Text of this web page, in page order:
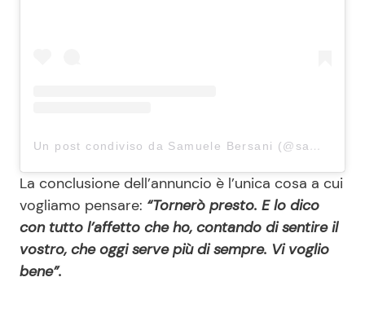
La conclusione dell’annuncio è l’unica cosa a cui
vogliamo pensare: “Tornerò presto. E lo dico
con tutto l’affetto che ho, contando di sentire il
vostro, che oggi serve più di sempre. Vi voglio
bene”.